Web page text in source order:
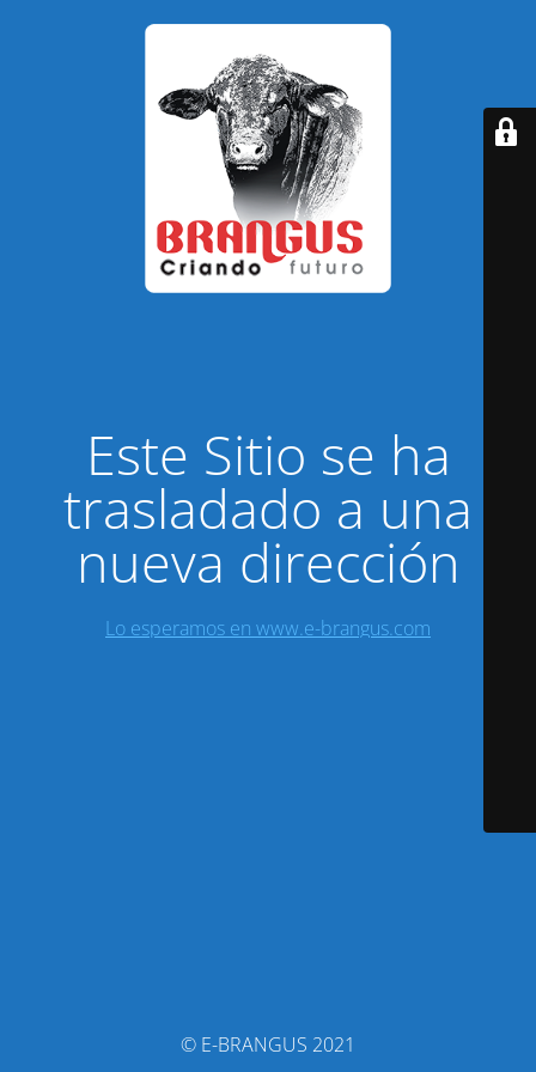
Este Sitio se ha
trasladado a una
nueva dirección
Lo esperamos en www.e-brangus.com
© E-BRANGUS 2021